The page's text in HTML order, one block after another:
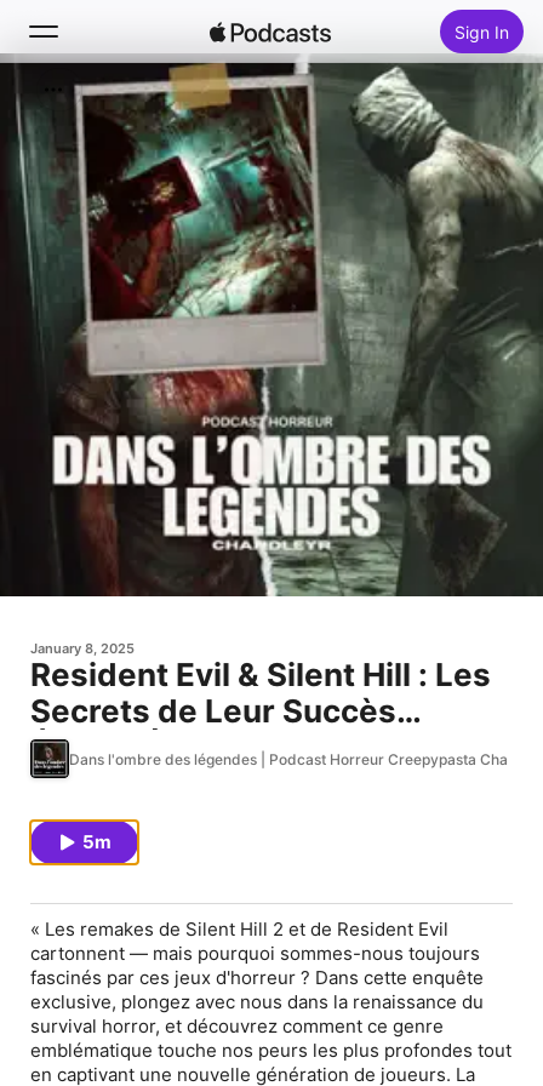
Sign In
Search
Home
New
Top Charts
January 8, 2025
Resident Evil & Silent Hill : Les
Secrets de Leur Succès
Éternel | Podcast Horreur
Dans l'ombre des légendes | Podcast Horreur Creepypasta
5m
« Les remakes de Silent Hill 2 et de Resident Evil
cartonnent — mais pourquoi sommes-nous toujours
fascinés par ces jeux d'horreur ? Dans cette enquête
exclusive, plongez avec nous dans la renaissance du
survival horror, et découvrez comment ce genre
emblématique touche nos peurs les plus profondes tout
en captivant une nouvelle génération de joueurs. La